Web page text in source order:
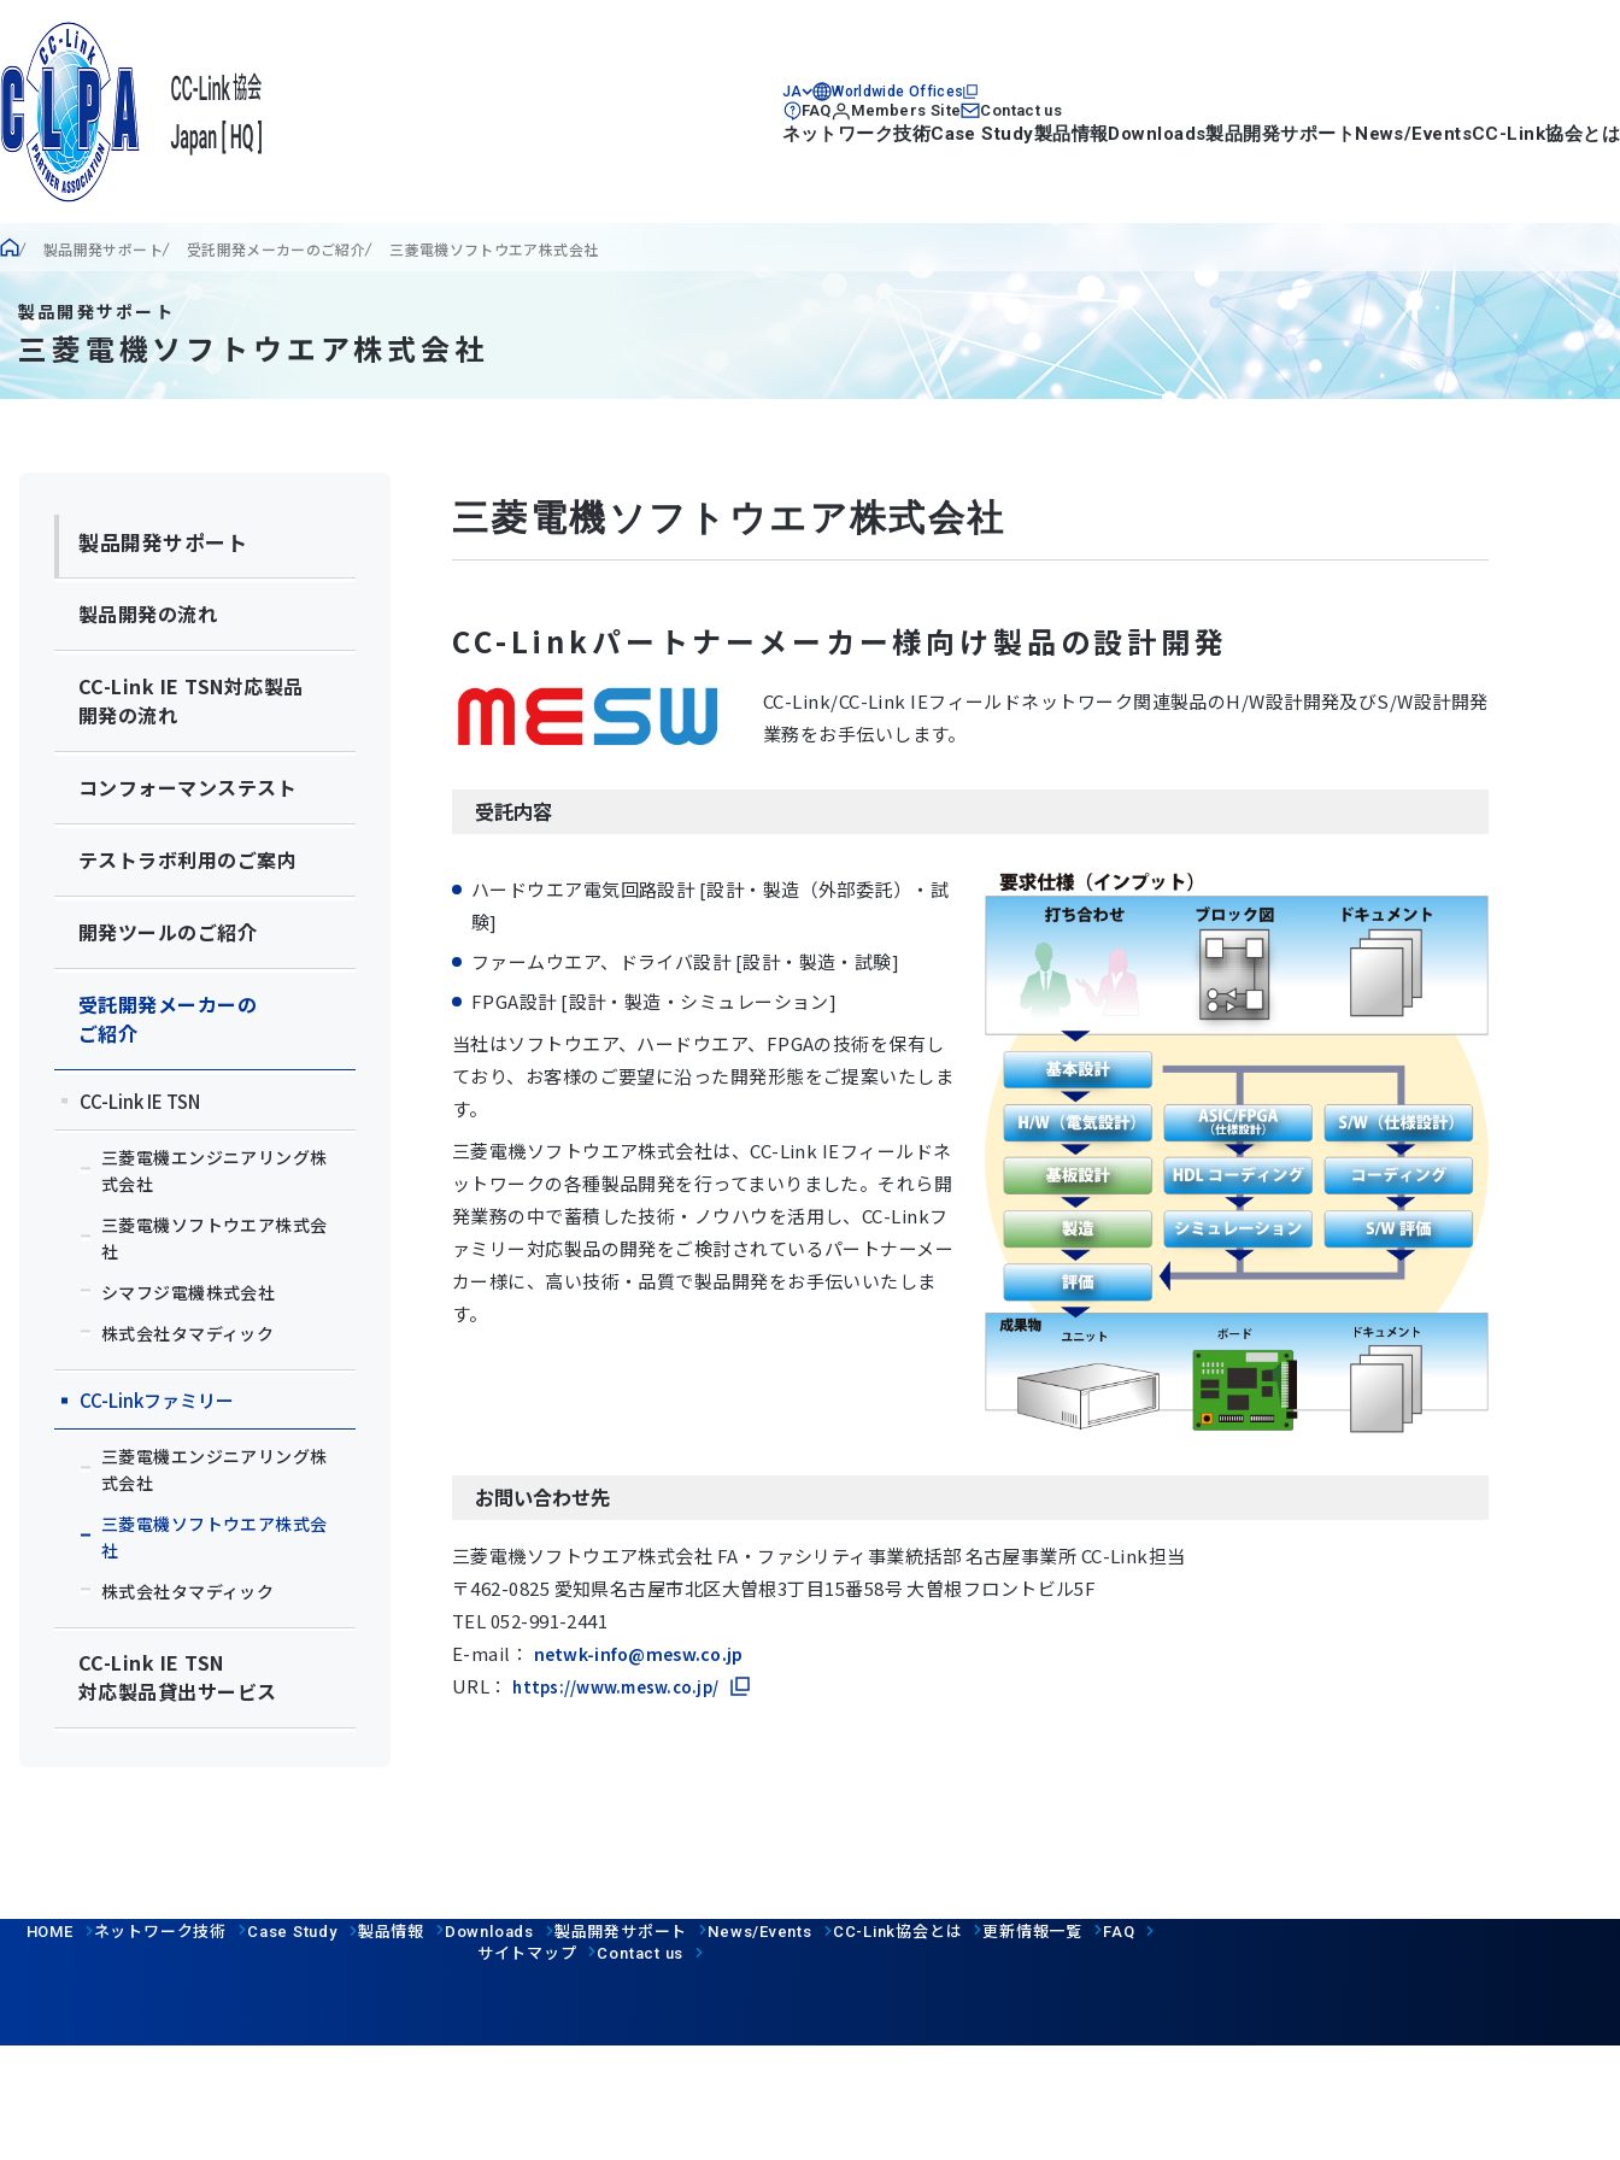
JA Worldwide Offices
FAQ Members Site Contact us
ネットワーク技術Case Study製品情報Downloads製品開発サポート News/EventsCC-Link協会とは
製品開発サポート 受託開発メーカーのご紹介 三菱電機ソフトウエア株式会社
製品開発サポート
三菱電機ソフトウエア株式会社
製品開発サポート
製品開発の流れ
CC-Link IE TSN対応製品
開発の流れ
コンフォーマンステスト
テストラボ利用のご案内
開発ツールのご紹介
受託開発メーカーの
ご紹介
CC-Link IE TSN
三菱電機エンジニアリング株
式会社
三菱電機ソフトウエア株式会
社
シマフジ電機株式会社
株式会社タマディック
CC-Linkファミリー
三菱電機エンジニアリング株
式会社
三菱電機ソフトウエア株式会
社
株式会社タマディック
CC-Link IE TSN
対応製品貸出サービス
三菱電機ソフトウエア株式会社
CC-Linkパートナーメーカー様向け製品の設計開発
CC-Link/CC-Link IEフィールドネットワーク関連製品のH/W設計開発及びS/W設計開発
業務をお手伝いします。
受託内容
ハードウエア電気回路設計 [設計・製造（外部委託）・試
験]
ファームウエア、ドライバ設計 [設計・製造・試験]
FPGA設計 [設計・製造・シミュレーション]
当社はソフトウエア、ハードウエア、FPGAの技術を保有し
ており、お客様のご要望に沿った開発形態をご提案いたしま
す。
三菱電機ソフトウエア株式会社は、CC-Link IEフィールドネ
ットワークの各種製品開発を行ってまいりました。それら開
発業務の中で蓄積した技術・ノウハウを活用し、CC-Linkフ
ァミリー対応製品の開発をご検討されているパートナーメー
カー様に、高い技術・品質で製品開発をお手伝いいたしま
す。
お問い合わせ先
三菱電機ソフトウエア株式会社 FA・ファシリティ事業統括部 名古屋事業所 CC-Link担当
〒462-0825 愛知県名古屋市北区大曽根3丁目15番58号 大曽根フロントビル5F
TEL 052-991-2441
E-mail： netwk-info@mesw.co.jp
URL： https://www.mesw.co.jp/
HOME ネットワーク技術 Case Study 製品情報 Downloads 製品開発サポート News/Events CC-Link協会とは 更新情報一覧 FAQ
サイトマップ Contact us